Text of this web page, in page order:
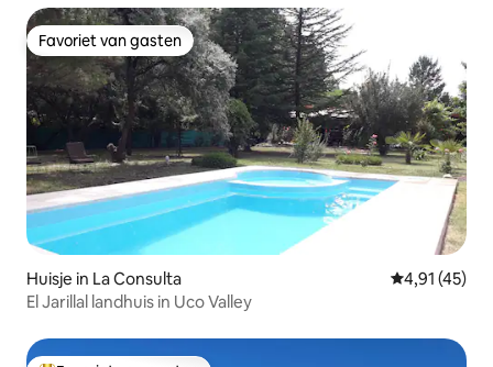
Favoriet van gasten
Favoriet van gasten
Huisje in La Consulta Gemiddelde
4,91 (45)
El Jarillal landhuis in Uco Valley